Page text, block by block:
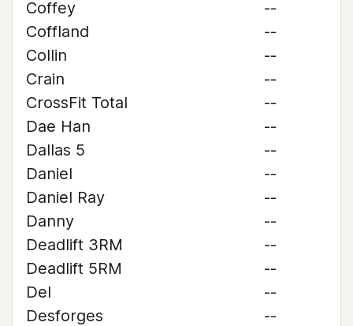
Coffey
--
Coffland
--
Collin
--
Crain
--
CrossFit Total
--
Dae Han
--
Dallas 5
--
Daniel
--
Daniel Ray
--
Danny
--
Deadlift 3RM
--
Deadlift 5RM
--
Del
--
Desforges
--